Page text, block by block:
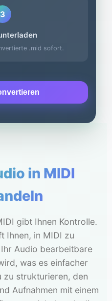
3
.mid sofort.
in MIDI
gibt Ihnen Kontrolle.
Ihnen, in MIDI zu
Audio bearbeitbare
was es einfacher
zu strukturieren, den
Aufnahmen mit einem